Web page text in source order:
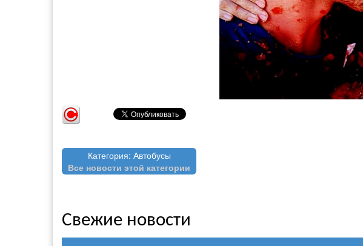
Категория: Автобусы
Все новости этой категории
Свежие новости